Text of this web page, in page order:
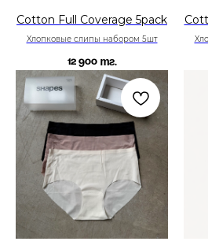
Cotton Full Coverage 5pack
Хлопковые слипы набором 5шт
12 900 тг.